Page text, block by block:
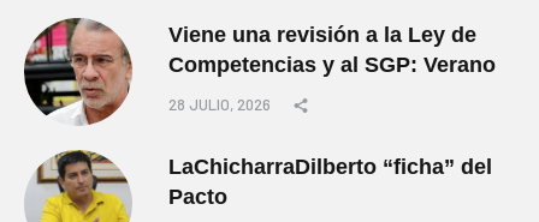
Viene una revisión a la Ley de
Competencias y al SGP: Verano
28 JULIO, 2026
LaChicharraDilberto “ficha” del
Pacto